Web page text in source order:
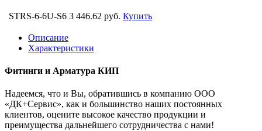
STRS-6-6U-S6 3 446.62 руб. Купить
Описание
Характеристики
Фитинги и Арматура КИП
Надеемся, что и Вы, обратившись в компанию ООО
«ДК+Сервис», как и большинство наших постоянных
клиентов, оцените высокое качество продукции и
преимущества дальнейшего сотрудничества с нами!